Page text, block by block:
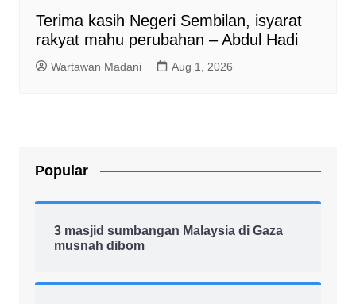
Terima kasih Negeri Sembilan, isyarat
rakyat mahu perubahan – Abdul Hadi
Wartawan Madani Aug 1, 2026
Popular
3 masjid sumbangan Malaysia di Gaza
musnah dibom